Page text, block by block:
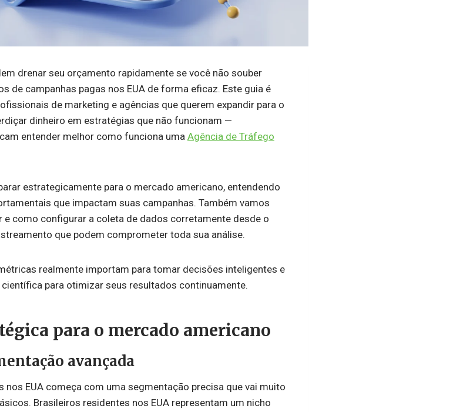
drenar seu orçamento rapidamente se você não souber
de campanhas pagas nos EUA de forma eficaz. Este guia é
de marketing e agências que querem expandir para o
dinheiro em estratégias que não funcionam —
entender melhor como funciona uma Agência de Tráfego
estrategicamente para o mercado americano, entendendo
que impactam suas campanhas. Também vamos
como configurar a coleta de dados corretamente desde o
que podem comprometer toda sua análise.
realmente importam para tomar decisões inteligentes e
para otimizar seus resultados continuamente.
para o mercado americano
avançada
nos EUA começa com uma segmentação precisa que vai muito
Brasileiros residentes nos EUA representam um nicho